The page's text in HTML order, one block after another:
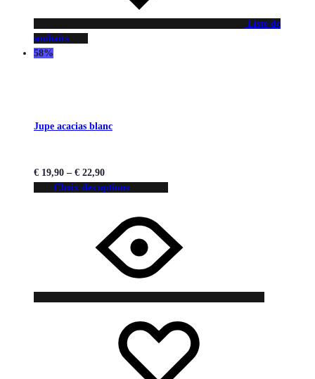
Liste de
souhaits
58%
Jupe acacias blanc
€ 19,90 – € 22,90
Choix des options